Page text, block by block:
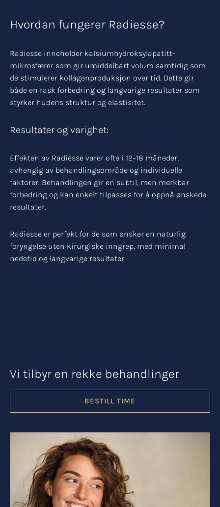
Hvordan fungerer Radiesse?
Radiesse inneholder kalsiumhydroksylapatitt-
mikrosfærer som gir umiddelbart volum samtidig som
de stimulerer kollagenproduksjon over tid. Dette gir
både en rask forbedring og langvarige resultater som
styrker hudens struktur og elastisitet.
Resultater og varighet:
Effekten av Radiesse varer ofte i 12–18 måneder,
avhengig av behandlingsområde og individuelle
faktorer. Behandlingen gir en subtil, men merkbar
forbedring og kan enkelt tilpasses for å oppnå ønskede
resultater.
Radiesse er perfekt for de som ønsker en naturlig
foryngelse uten kirurgiske inngrep, med minimal
nedetid og langvarige resultater.
Vi tilbyr en rekke behandlinger
BESTILL TIME